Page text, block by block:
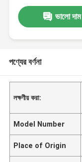
ভালো দাম
পণ্যের বর্ণনা
লক্ষণীয় করা:
Model Number
Place of Origin